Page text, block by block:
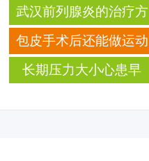
吗？了解手术必要性
武汉前列腺炎的治疗方
法及日常注意事项
包皮手术后还能做运动
吗？ 包皮手术后要注意
长期压力大小心患早